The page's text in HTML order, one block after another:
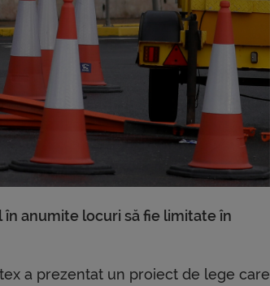
anumite locuri să fie limitate în
a prezentat un proiect de lege care